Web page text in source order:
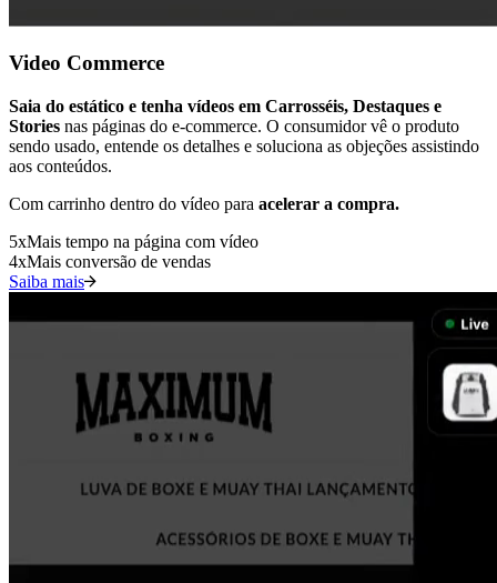
Video Commerce
Saia do estático e tenha vídeos em Carrosséis, Destaques e
Stories nas páginas do e-commerce. O consumidor vê o produto
sendo usado, entende os detalhes e soluciona as objeções assistindo
aos conteúdos.
Com carrinho dentro do vídeo para acelerar a compra.
5xMais tempo na página com vídeo
4xMais conversão de vendas
Saiba mais